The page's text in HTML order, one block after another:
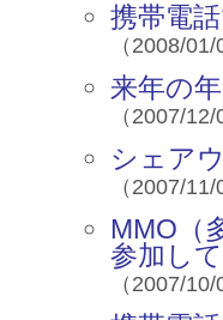
携帯電
（2008/
来年の
（2007/
シェア
（2007/
MMO（
参加し
（2007/